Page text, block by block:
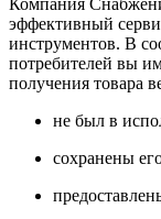
Компания
эффективный
инструментов. В
потребителей вы
получения товара
не был в
сохранены